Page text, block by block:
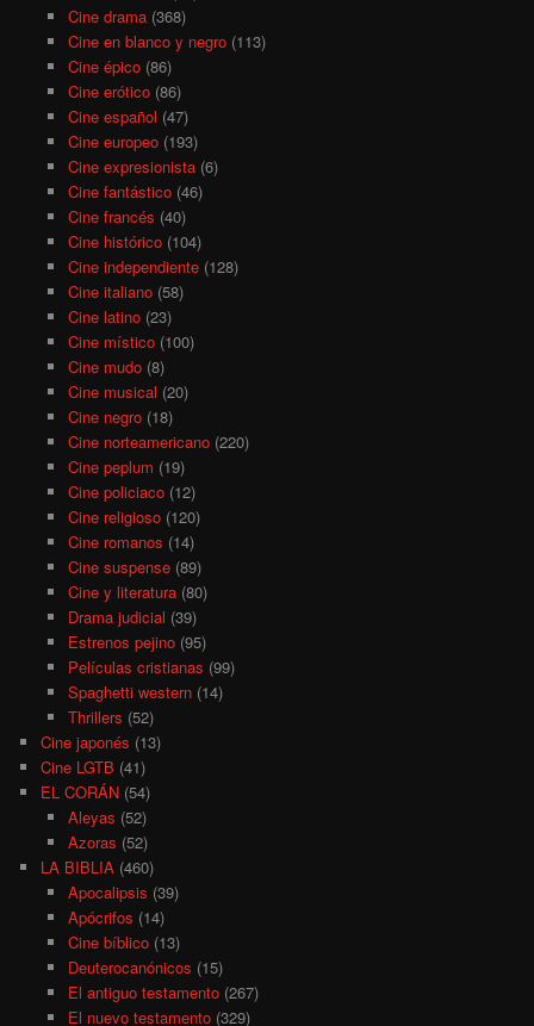
Cine drama(368)
Cine en blanco y negro(113)
Cine épico(86)
Cine erótico(86)
Cine español (47)
Cine europeo(193)
Cine expresionista(6)
Cine fantástico(46)
Cine francés (40)
Cine histórico(104)
Cine independiente(128)
Cine italiano(58)
Cine latino(23)
Cine místico(100)
Cine mudo(8)
Cine musical (20)
Cine negro(18)
Cine norteamericano(220)
Cine peplum (19)
Cine policiaco(12)
Cine religioso(120)
Cine romanos (14)
Cine suspense(89)
Cine y literatura(80)
Drama judicial (39)
Estrenos pejino(95)
Películas cristianas (99)
Spaghetti western(14)
Thrillers (52)
Cine japonés (13)
Cine LGTB (41)
EL CORÁN (54)
Aleyas (52)
Azoras (52)
LA BIBLIA (460)
Apocalipsis (39)
Apócrifos (14)
Cine bíblico(13)
Deuterocanónicos (15)
El antiguo testamento(267)
El nuevo testamento(329)